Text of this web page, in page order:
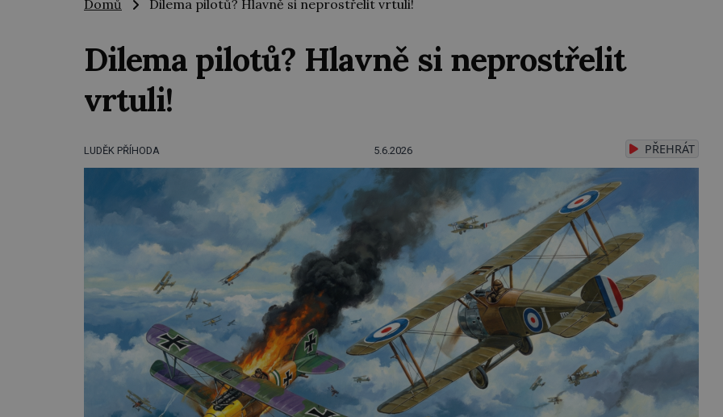
Domů Dilema pilotů? Hlavně si neprostřelit vrtuli!
Dilema pilotů? Hlavně si neprostřelit
vrtuli!
LUDĚK PŘÍHODA 5.6.2026 PŘEHRÁT